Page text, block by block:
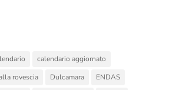
calendario aggiornato
rovescia Dulcamara
ENDAS